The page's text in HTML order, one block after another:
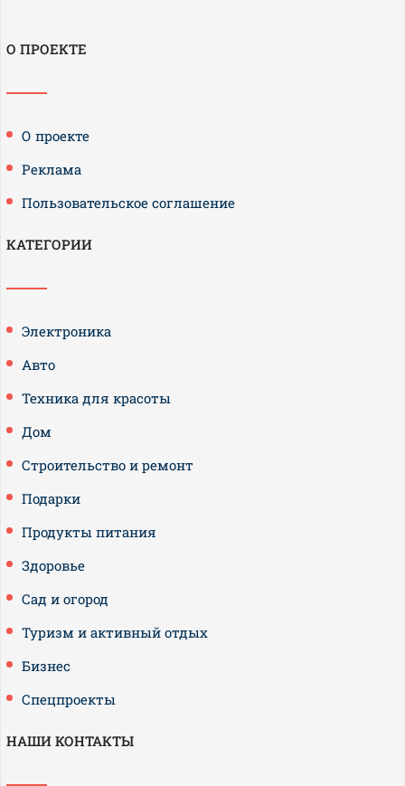
О ПРОЕКТЕ
О проекте
Реклама
Пользовательское соглашение
КАТЕГОРИИ
Электроника
Авто
Техника для красоты
Дом
Строительство и ремонт
Подарки
Продукты питания
Здоровье
Сад и огород
Туризм и активный отдых
Бизнес
Спецпроекты
НАШИ КОНТАКТЫ